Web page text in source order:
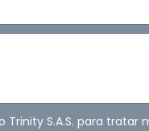
S.A.S. para tratar